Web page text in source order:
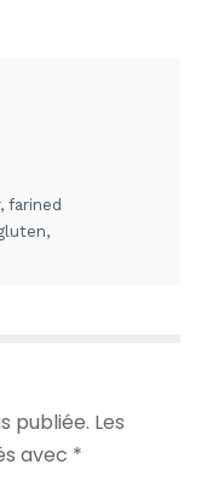
,farined
,
publiée. Les
avec *